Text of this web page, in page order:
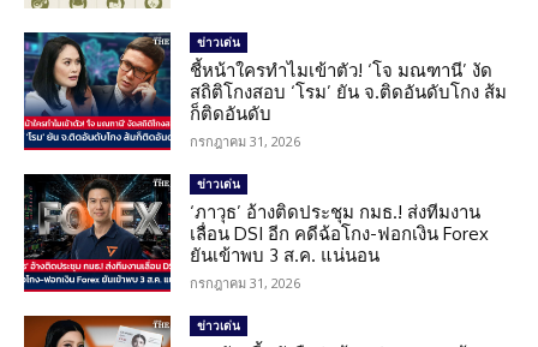
ข่าวเด่น
ชี้หน้าใครทำไมเข้าตัว! ‘โจ มณฑานี’ งัด
สถิติโกงสอบ ‘โรม’ ยัน จ.ติดอันดับโกง ส้ม
ก็ติดอันดับ
กรกฎาคม 31, 2026
ข่าวเด่น
‘ภาวุธ’ อ้างติดประชุม กมธ.! ส่งทีมงาน
เลื่อน DSI อีก คดีฉ้อโกง-ฟอกเงิน Forex
ยันเข้าพบ 3 ส.ค. แน่นอน
กรกฎาคม 31, 2026
ข่าวเด่น